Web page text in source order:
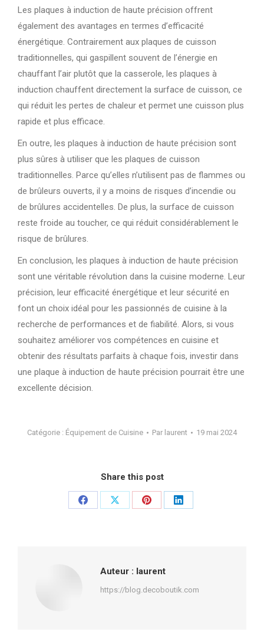
Les plaques à induction de haute précision offrent
également des avantages en termes d’efficacité
énergétique. Contrairement aux plaques de cuisson
traditionnelles, qui gaspillent souvent de l’énergie en
chauffant l’air plutôt que la casserole, les plaques à
induction chauffent directement la surface de cuisson, ce
qui réduit les pertes de chaleur et permet une cuisson plus
rapide et plus efficace.
En outre, les plaques à induction de haute précision sont
plus sûres à utiliser que les plaques de cuisson
traditionnelles. Parce qu’elles n’utilisent pas de flammes ou
de brûleurs ouverts, il y a moins de risques d’incendie ou
de brûlures accidentelles. De plus, la surface de cuisson
reste froide au toucher, ce qui réduit considérablement le
risque de brûlures.
En conclusion, les plaques à induction de haute précision
sont une véritable révolution dans la cuisine moderne. Leur
précision, leur efficacité énergétique et leur sécurité en
font un choix idéal pour les passionnés de cuisine à la
recherche de performances et de fiabilité. Alors, si vous
souhaitez améliorer vos compétences en cuisine et
obtenir des résultats parfaits à chaque fois, investir dans
une plaque à induction de haute précision pourrait être une
excellente décision.
Catégorie : Équipement de Cuisine Par laurent 19 mai 2024
Share this post
PartagerPartagerPartagerPartager
Auteur : laurent
https://blog.decoboutik.com